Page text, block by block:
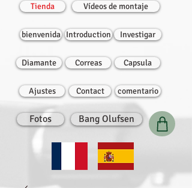
Tienda Vídeos de montaje
bienvenida Introduction Investigar
Diamante Correas Capsula
Ajustes Contact comentario
Fotos Bang Olufsen